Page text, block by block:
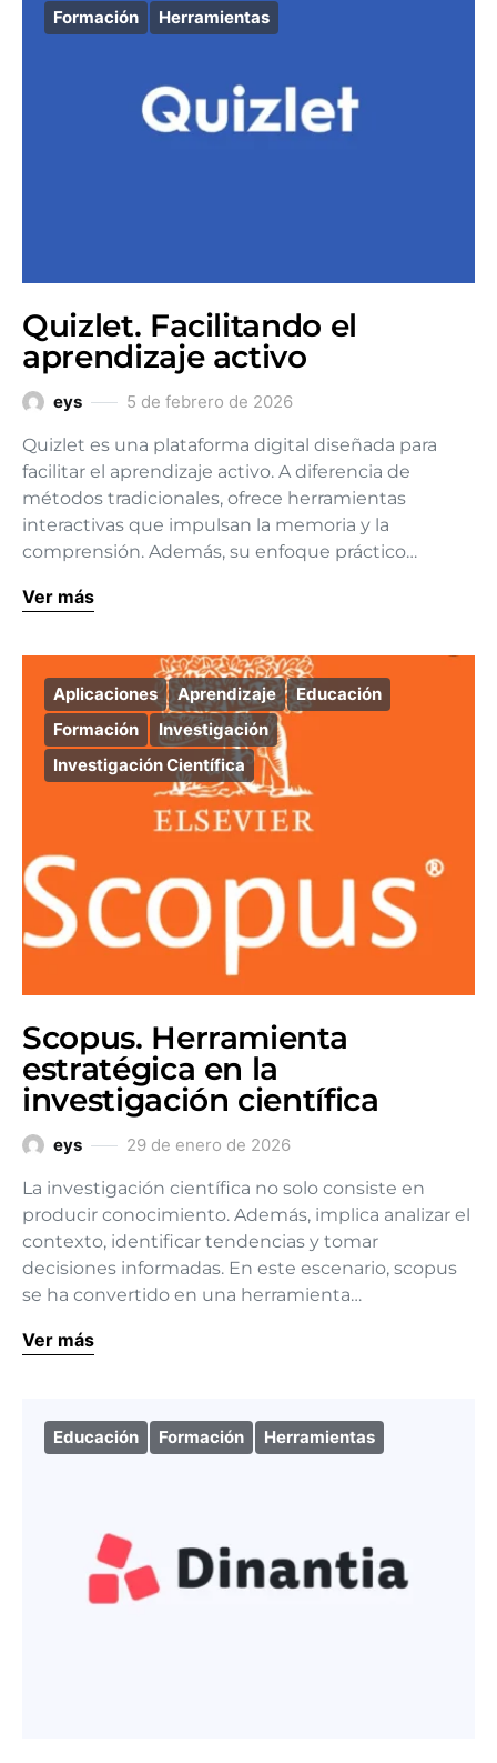
Formación
Herramientas
Quizlet. Facilitando el
aprendizaje activo
eys 5 de febrero de 2026
Quizlet es una plataforma digital diseñada para
facilitar el aprendizaje activo. A diferencia de
métodos tradicionales, ofrece herramientas
interactivas que impulsan la memoria y la
comprensión. Además, su enfoque práctico…
Ver más
Aplicaciones Aprendizaje
Educación
Formación
Investigación
Investigación Científica
Scopus. Herramienta
estratégica en la
investigación científica
eys 29 de enero de 2026
La investigación científica no solo consiste en
producir conocimiento. Además, implica analizar el
contexto, identificar tendencias y tomar
decisiones informadas. En este escenario, scopus
se ha convertido en una herramienta…
Ver más
Educación Formación Herramientas